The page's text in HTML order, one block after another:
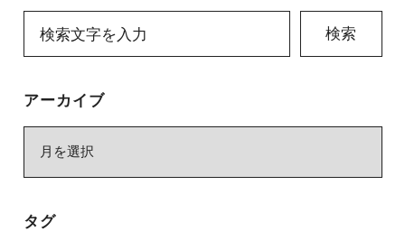
検索
アーカイブ
ブ
タグ